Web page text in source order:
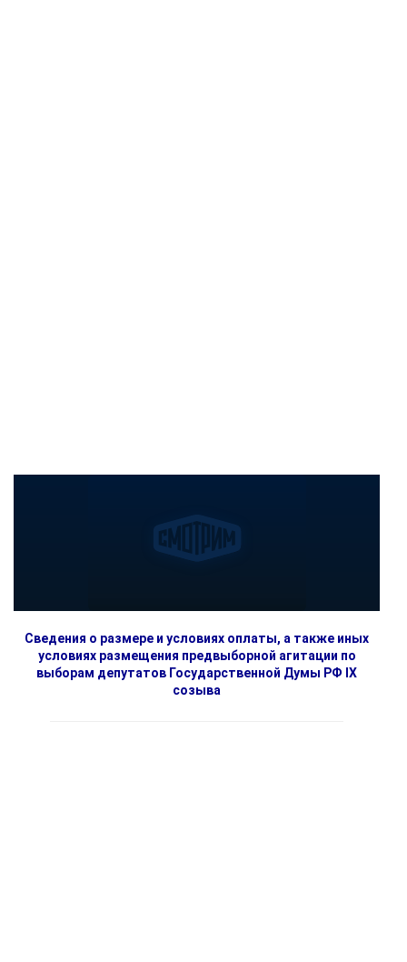
Сведения о размере и условиях оплаты, а также иных
условиях размещения предвыборной агитации по
выборам депутатов Государственной Думы РФ IX
созыва